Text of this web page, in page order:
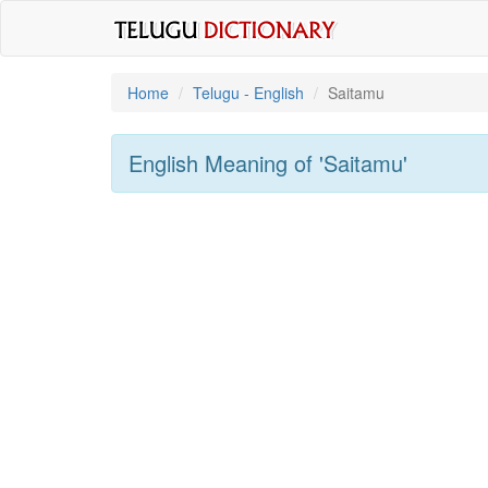
Home Telugu - English Saitamu
English Meaning of 'saitamu'